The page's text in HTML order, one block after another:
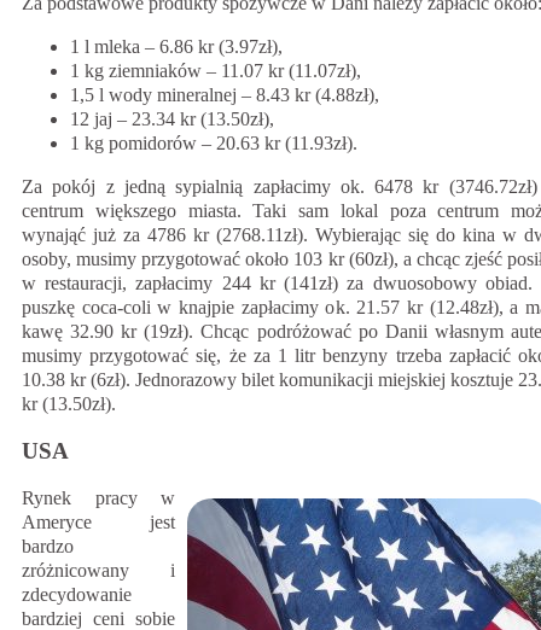
1 l mleka – 6.86 kr (3.97zł),
1 kg ziemniaków – 11.07 kr (11.07zł),
1,5 l wody mineralnej – 8.43 kr (4.88zł),
12 jaj – 23.34 kr (13.50zł),
1 kg pomidorów – 20.63 kr (11.93zł).
Za pokój z jedną sypialnią zapłacimy ok. 6478 kr
centrum większego miasta. Taki sam lokal poza centrum
wynająć już za 4786 kr (2768.11zł). Wybierając się do kina w
osoby, musimy przygotować około 103 kr (60zł), a chcąc zjeść
w restauracji, zapłacimy 244 kr (141zł) za dwuosobowy obiad.
puszkę coca-coli w knajpie zapłacimy ok. 21.57 kr (12.48zł), a
kawę 32.90 kr (19zł). Chcąc podróżować po Danii własnym
musimy przygotować się, że za 1 litr benzyny trzeba zapłacić
10.38 kr (6zł). Jednorazowy bilet komunikacji miejskiej kosztuje
kr (13.50zł).
USA
Rynek pracy w
Ameryce jest
bardzo
zróżnicowany i
zdecydowanie
bardziej ceni sobie